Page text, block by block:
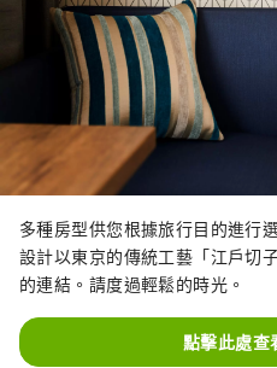
多種房型供您根據旅行目的進行
設計以東京的傳統工藝「江戶切
的連結。請度過輕鬆的時光。
點擊此處查